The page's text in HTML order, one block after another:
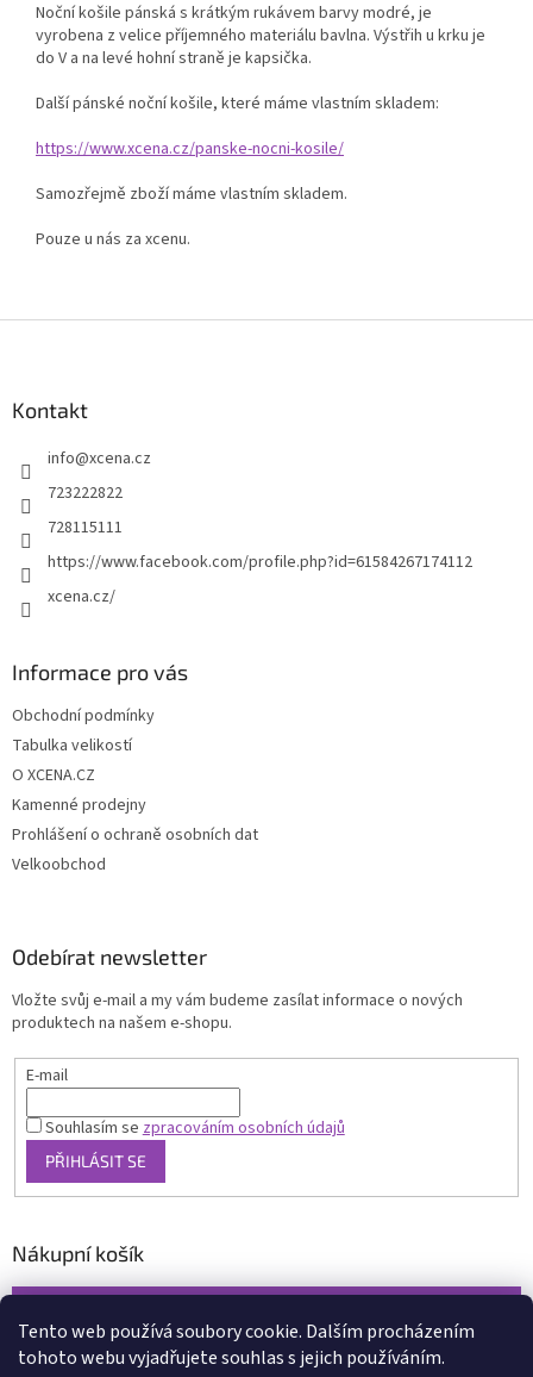
Tento web používá soubory cookie. Dalším procházením
tohoto webu vyjadřujete souhlas s jejich používáním.
Noční košile pánská s krátkým rukávem barvy modré, je
vyrobena z velice příjemného materiálu bavlna. Výstřih u krku je
do V a na levé hohní straně je kapsička.
Další pánské noční košile, které máme vlastním skladem:
https://www.xcena.cz/panske-nocni-kosile/
Samozřejmě zboží máme vlastním skladem.
Pouze u nás za xcenu.
Kontakt
info@xcena.cz
723222822
728115111
https://www.facebook.com/profile.php?id=61584267174112
xcena.cz/
Informace pro vás
Obchodní podmínky
Tabulka velikostí
O XCENA.CZ
Kamenné prodejny
Prohlášení o ochraně osobních dat
Velkoobchod
Odebírat newsletter
Vložte svůj e-mail a my vám budeme zasílat informace o nových
produktech na našem e-shopu.
E-mail
Souhlasím sezpracováním osobních údajů
PŘIHLÁSIT SE
Nákupní košík